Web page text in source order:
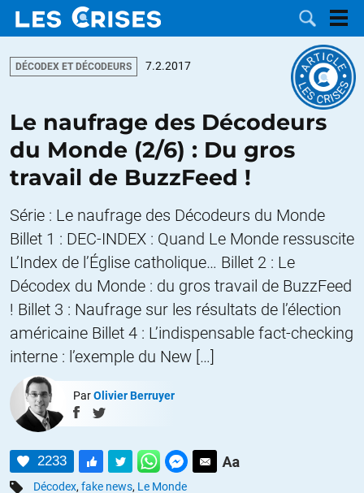
LES
DOSSIERS
CATÉGORIES
MOTS CLÉS
NOUS
CONTACTER
FAIRE UN
DON
DÉCODEX ET DÉCODEURS 7.2.2017
Le naufrage des Décodeurs
du Monde (2/6) : Du gros
travail de BuzzFeed !
Série : Le naufrage des Décodeurs du Monde
Billet 1 : DEC-INDEX : Quand Le Monde ressuscite
L’Index de l’Église catholique… Billet 2 : Le
Décodex du Monde : du gros travail de BuzzFeed
! Billet 3 : Naufrage sur les résultats de l’élection
américaine Billet 4 : L’indispensable fact-checking
interne : l’exemple du New […]
ParOlivier Berruyer
2233
Décodex, fake news, Le Monde